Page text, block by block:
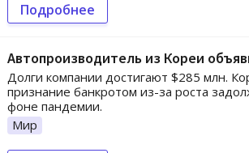
Подробнее
Автопроизводитель из Кореи
Долги компании достигают $285 млн.
признание банкротом из-за роста
фоне пандемии.
Мир